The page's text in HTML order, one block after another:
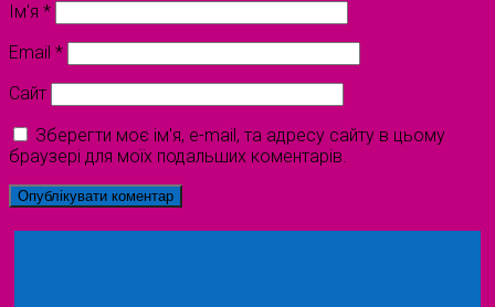
Ім'я *
Email *
Сайт
Зберегти моє ім'я, e-mail, та адресу сайту в цьому
браузері для моїх подальших коментарів.